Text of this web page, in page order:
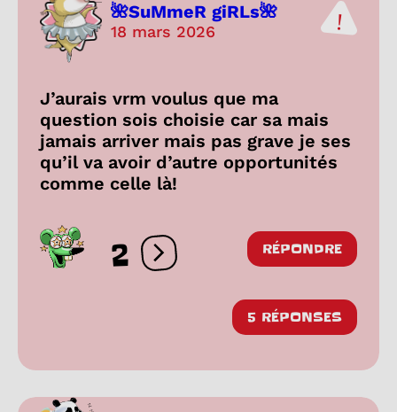
🌺SuMmeR giRLs🌺
18 mars 2026
J’aurais vrm voulus que ma
question sois choisie car sa mais
jamais arriver mais pas grave je ses
qu’il va avoir d’autre opportunités
comme celle là!
2 Ouvrir les réactions
RÉPONDRE
5 RÉPONSES